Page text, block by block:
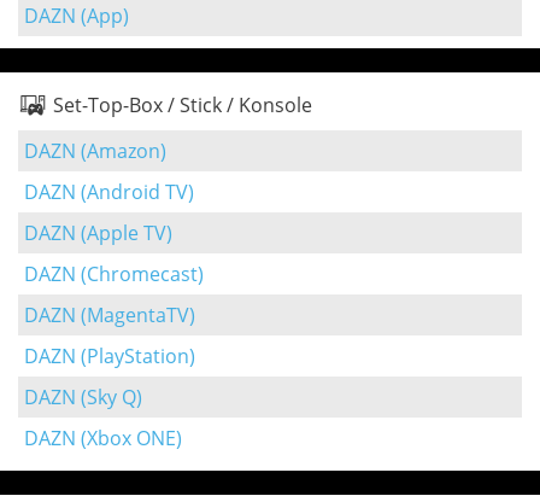
DAZN (App)
Set-Top-Box / Stick / Konsole
DAZN (Amazon)
DAZN (Android TV)
DAZN (Apple TV)
DAZN (Chromecast)
DAZN (MagentaTV)
DAZN (PlayStation)
DAZN (Sky Q)
DAZN (Xbox ONE)